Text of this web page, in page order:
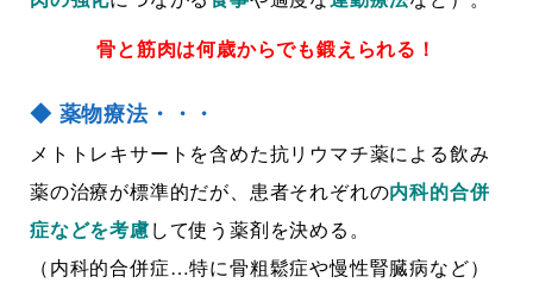
骨と筋肉は何歳からでも鍛えられる！
◆ 薬物療法・・・
メトトレキサートを含めた抗リウマチ薬による飲み
薬の治療が標準的だが、患者それぞれの内科的合併
症などを考慮して使う薬剤を決める。
（内科的合併症…特に骨粗鬆症や慢性腎臓病など）